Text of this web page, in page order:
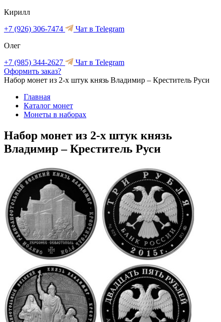
Кирилл
+7 (926) 306-7474
Чат в Telegram
Олег
+7 (985) 344-2627
Чат в Telegram
Оформить заказ?
Набор монет из 2-х штук князь Владимир – Креститель Руси
Главная
Каталог монет
Монеты в наборах
Набор монет из 2-х штук князь
Владимир – Креститель Руси